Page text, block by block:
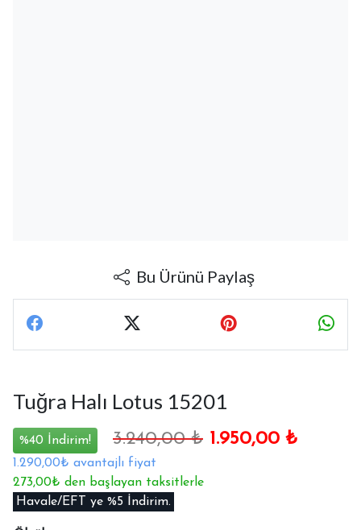
Bu Ürünü Paylaş
Tuğra Halı Lotus 15201
%40 İndirim! 3.240,00₺ 1.950,00 ₺
1.290,00₺ avantajlı fiyat
273,00₺ den başlayan taksitlerle
Havale/EFT ye %5 İndirim.